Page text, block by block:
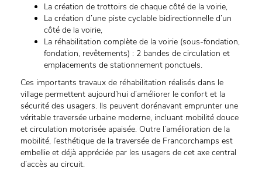
La création de trottoirs de chaque côté de la voirie,
La création d’une piste cyclable bidirectionnelle d’un
côté de la voirie,
La réhabilitation complète de la voirie (sous-fondation,
fondation, revêtements) : 2 bandes de circulation et
emplacements de stationnement ponctuels.
Ces importants travaux de réhabilitation réalisés dans le
village permettent aujourd’hui d’améliorer le confort et la
sécurité des usagers. Ils peuvent dorénavant emprunter une
véritable traversée urbaine moderne, incluant mobilité douce
et circulation motorisée apaisée. Outre l’amélioration de la
mobilité, l’esthétique de la traversée de Francorchamps est
embellie et déjà appréciée par les usagers de cet axe central
d’accès au circuit.